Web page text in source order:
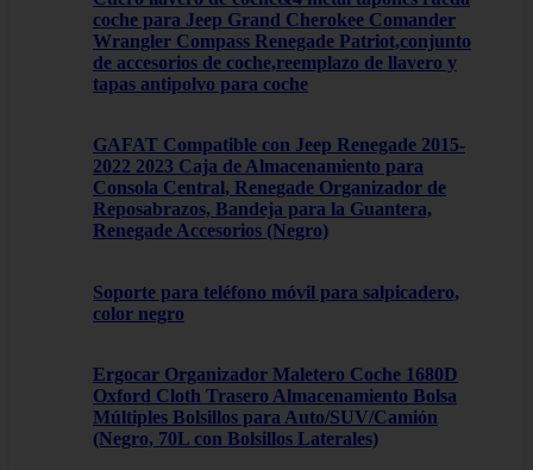
coche para Jeep Grand Cherokee Comander
Wrangler Compass Renegade Patriot,conjunto
de accesorios de coche,reemplazo de llavero y
tapas antipolvo para coche
GAFAT Compatible con Jeep Renegade 2015-
2022 2023 Caja de Almacenamiento para
Consola Central, Renegade Organizador de
Reposabrazos, Bandeja para la Guantera,
Renegade Accesorios (Negro)
Soporte para teléfono móvil para salpicadero,
color negro
Ergocar Organizador Maletero Coche 1680D
Oxford Cloth Trasero Almacenamiento Bolsa
Múltiples Bolsillos para Auto/SUV/Camión
(Negro, 70L con Bolsillos Laterales)